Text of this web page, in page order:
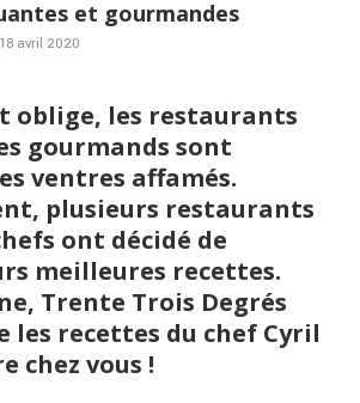
et gourmandes
18 avril 2020
oblige, les restaurants
gourmands sont
ventres affamés.
plusieurs restaurants
ont décidé de
meilleures recettes.
Trente Trois Degrés
les recettes du chef Cyril
chez vous !